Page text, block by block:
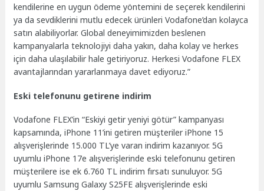
kendilerine en uygun ödeme yöntemini de seçerek kendilerini
ya da sevdiklerini mutlu edecek ürünleri Vodafone’dan kolayca
satın alabiliyorlar. Global deneyimimizden beslenen
kampanyalarla teknolojiyi daha yakın, daha kolay ve herkes
için daha ulaşılabilir hale getiriyoruz. Herkesi Vodafone FLEX
avantajlarından yararlanmaya davet ediyoruz.”
Eski telefonunu getirene indirim
Vodafone FLEX’in “Eskiyi getir yeniyi götür” kampanyası
kapsamında, iPhone 11’ini getiren müşteriler iPhone 15
alışverişlerinde 15.000 TL’ye varan indirim kazanıyor. 5G
uyumlu iPhone 17e alışverişlerinde eski telefonunu getiren
müşterilere ise ek 6.760 TL indirim fırsatı sunuluyor. 5G
uyumlu Samsung Galaxy S25FE alışverişlerinde eski